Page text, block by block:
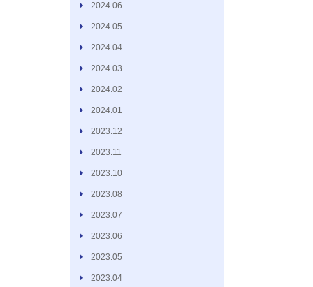
2024.06
2024.05
2024.04
2024.03
2024.02
2024.01
2023.12
2023.11
2023.10
2023.08
2023.07
2023.06
2023.05
2023.04